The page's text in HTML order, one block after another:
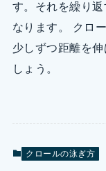
す。それを繰り
なります。 クロ
少しずつ距離を
しょう。
クロールの泳ぎ方